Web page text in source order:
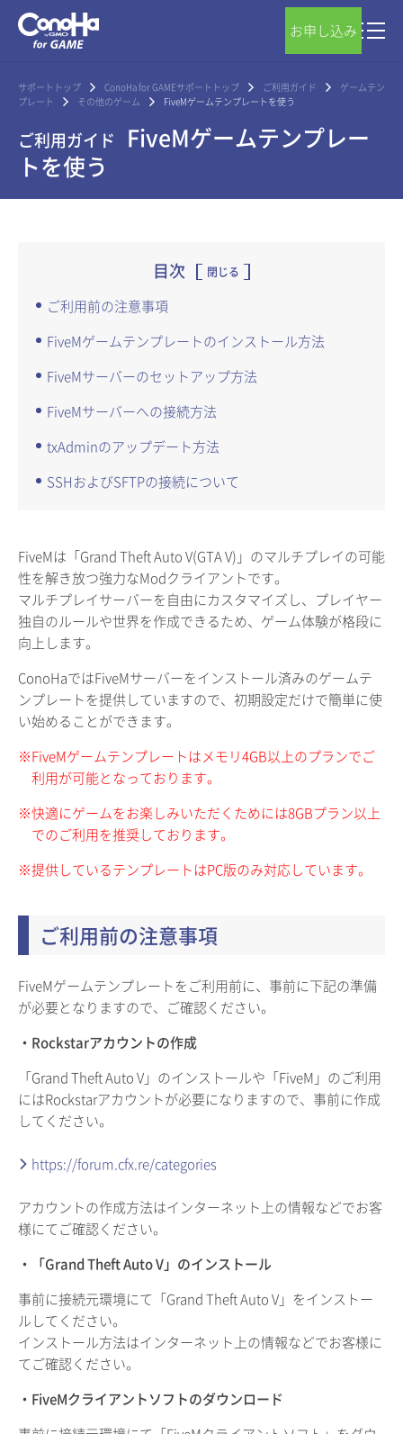
お申し込み
サポートトップ ConoHa for GAMEサポートトップ ご利用ガイド
ゲームテン
プレート
その他のゲーム FiveMゲームテンプレートを使う
ご利用ガイド
FiveMゲームテンプレー
トを使う
目次 閉じる
ご利用前の注意事項
FiveMゲームテンプレートのインストール方法
FiveMサーバーのセットアップ方法
FiveMサーバーへの接続方法
txAdminのアップデート方法
SSHおよびSFTPの接続について
FiveMは「Grand Theft Auto V(GTA V)」のマルチプレイの可能
性を解き放つ強力なModクライアントです。
マルチプレイサーバーを自由にカスタマイズし、プレイヤー
独自のルールや世界を作成できるため、ゲーム体験が格段に
向上します。
ConoHaではFiveMサーバーをインストール済みのゲームテ
ンプレートを提供していますので、初期設定だけで簡単に使
い始めることができます。
※FiveMゲームテンプレートはメモリ4GB以上のプランでご
利用が可能となっております。
※快適にゲームをお楽しみいただくためには8GBプラン以上
でのご利用を推奨しております。
※提供しているテンプレートはPC版のみ対応しています。
ご利用前の注意事項
FiveMゲームテンプレートをご利用前に、事前に下記の準備
が必要となりますので、ご確認ください。
・Rockstarアカウントの作成
「Grand Theft Auto V」のインストールや「FiveM」のご利用
にはRockstarアカウントが必要になりますので、事前に作成
してください。
https://forum.cfx.re/categories
アカウントの作成方法はインターネット上の情報などでお客
様にてご確認ください。
・「Grand Theft Auto V」のインストール
事前に接続元環境にて「Grand Theft Auto V」をインストー
ルしてください。
インストール方法はインターネット上の情報などでお客様に
てご確認ください。
・FiveMクライアントソフトのダウンロード